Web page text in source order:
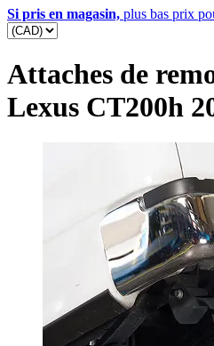
Si pris en magasin, plus bas prix
Attaches de
Lexus CT200h